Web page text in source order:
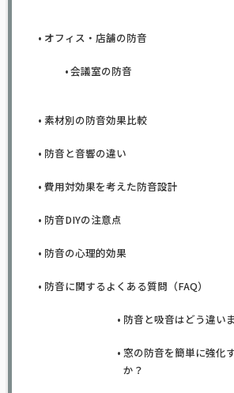
オフィス・店舗の防音
会議室の防音
素材別の防音効果比較
防音と音響の違い
費用対効果を考えた防音設計
防音DIYの注意点
防音の心理的効果
防音に関するよくある質問（FAQ）
防音と吸音はどう違い
窓の防音を簡単に強化
か？